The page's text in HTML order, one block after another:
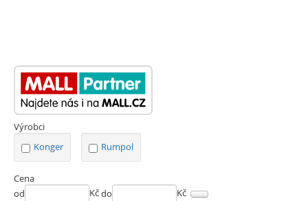
Výrobci
Konger
Rumpol
Cena
od
Kčdo
Kč